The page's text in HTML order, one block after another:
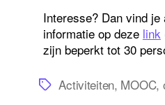
Interesse? Dan vind
informatie op deze link
zijn beperkt tot 30
TagsActiviteiten, MOOC,